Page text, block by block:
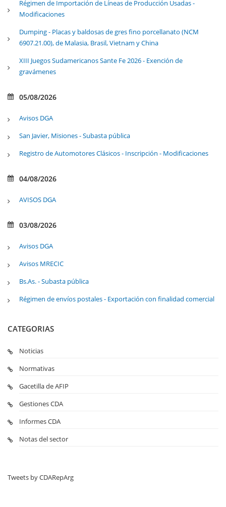
Régimen de Importación de Líneas de Producción Usadas -
Modificaciones
Dumping - Placas y baldosas de gres fino porcellanato (NCM
6907.21.00), de Malasia, Brasil, Vietnam y China
XIII Juegos Sudamericanos Sante Fe 2026 - Exención de
gravámenes
05/08/2026
Avisos DGA
San Javier, Misiones - Subasta pública
Registro de Automotores Clásicos - Inscripción - Modificaciones
04/08/2026
AVISOS DGA
03/08/2026
Avisos DGA
Avisos MRECIC
Bs.As. - Subasta pública
Régimen de envíos postales - Exportación con finalidad comercial
CATEGORIAS
Noticias
Normativas
Gacetilla de AFIP
Gestiones CDA
Informes CDA
Notas del sector
Tweets by CDARepArg